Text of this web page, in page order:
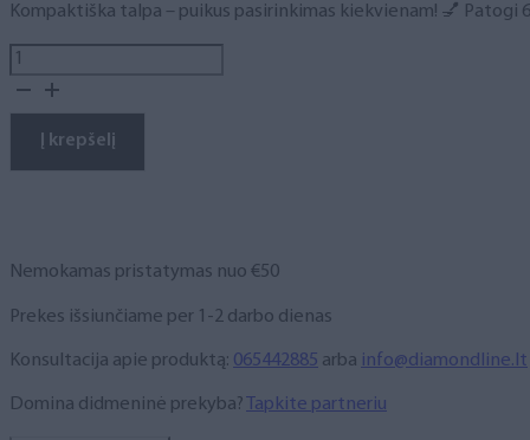
Kompaktiška talpa – puikus pasirinkimas kiekvienam! 💅
produkto
kiekis:
gelinis
lakas,
Į krepšelį
Nemokamas pristatymas nuo €50
Prekes išsiunčiame per 1-2 darbo dienas
Konsultacija apie produktą: 065442885 arba info@diamondline.lt
Domina didmeninė prekyba? Tapkite partneriu